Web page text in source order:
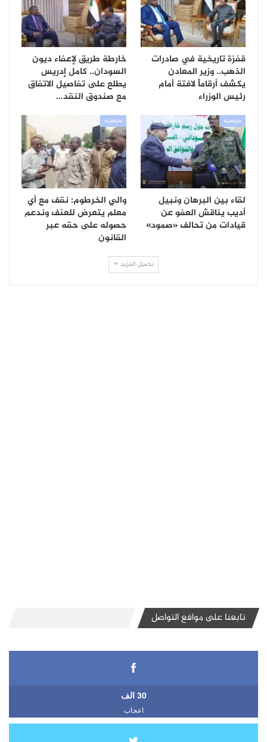
قفزة تاريخية في صادرات
الذهب.. وزير المعادن
يكشف أرقاماً لافتة أمام
رئيس الوزراء
خارطة طريق لإعفاء ديون
السودان.. كامل إدريس
يطلع على تفاصيل الاتفاق
مع صندوق النقد…
سياسية
لقاء بين البرهان ونبيل
أديب يناقش العفو عن
قيادات من تحالف «صمود»
سياسية
والي الخرطوم: نقف مع أي
معلم يتعرض للعنف وندعم
حصوله على حقه عبر
القانون
تحميل المزيد
تابعنا على مواقع التواصل
30 الف
اعجاب